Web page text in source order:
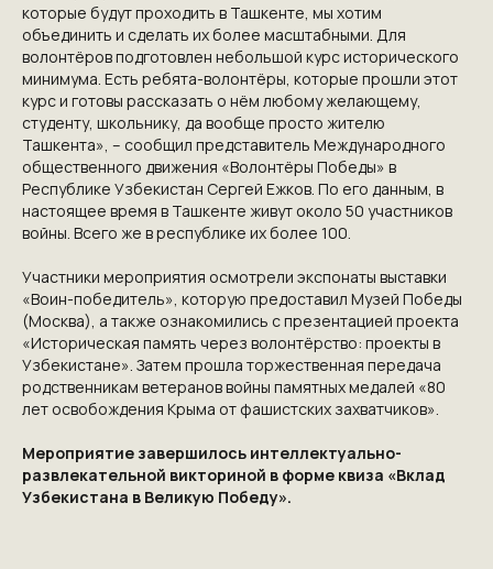
которые будут проходить в Ташкенте, мы хотим
объединить и сделать их более масштабными. Для
волонтёров подготовлен небольшой курс исторического
минимума. Есть ребята-волонтёры, которые прошли этот
курс и готовы рассказать о нём любому желающему,
студенту, школьнику, да вообще просто жителю
Ташкента», – сообщил представитель Международного
общественного движения «Волонтёры Победы» в
Республике Узбекистан Сергей Ежков. По его данным, в
настоящее время в Ташкенте живут около 50 участников
войны. Всего же в республике их более 100.
Участники мероприятия осмотрели экспонаты выставки
«Воин-победитель», которую предоставил Музей Победы
(Москва), а также ознакомились с презентацией проекта
«Историческая память через волонтёрство: проекты в
Узбекистане». Затем прошла торжественная передача
родственникам ветеранов войны памятных медалей «80
лет освобождения Крыма от фашистских захватчиков».
Мероприятие завершилось интеллектуально-
развлекательной викториной в форме квиза «Вклад
Узбекистана в Великую Победу».
КОНТАКТЫ
ПРИГЛАШАЕМ ВАС
ПРИНЯТЬ УЧАСТИЕ В
ПРОЕКТЕ
VICTORYDAY80.RU